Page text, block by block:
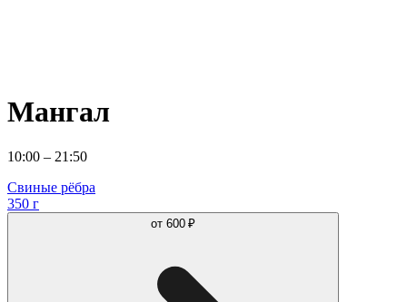
Мангал
10:00 – 21:50
Свиные рёбра
350 г
от 600 ₽